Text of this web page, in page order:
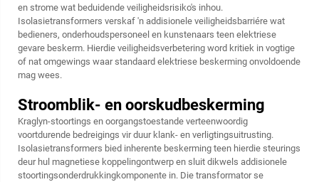
en strome wat beduidende veiligheidsrisiko's inhou.
Isolasietransformers verskaf 'n addisionele veiligheidsbarriére wat
bedieners, onderhoudspersoneel en kunstenaars teen elektriese
gevare beskerm. Hierdie veiligheidsverbetering word kritiek in vogtige
of nat omgewings waar standaard elektriese beskerming onvoldoende
mag wees.
Stroomblik- en oorskudbeskerming
Kraglyn-stoortings en oorgangstoestande verteenwoordig
voortdurende bedreigings vir duur klank- en verligtingsuitrusting.
Isolasietransformers bied inherente beskerming teen hierdie steurings
deur hul magnetiese koppelingontwerp en sluit dikwels addisionele
stoortingsonderdrukkingkomponente in. Die transformator se